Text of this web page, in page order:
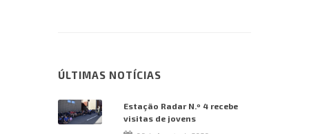
ÚLTIMAS NOTÍCIAS
Estação Radar N.º 4 recebe
visitas de jovens